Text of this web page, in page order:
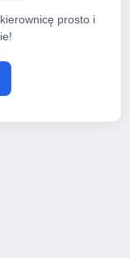
prosto i